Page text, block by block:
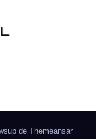
de Themeansar